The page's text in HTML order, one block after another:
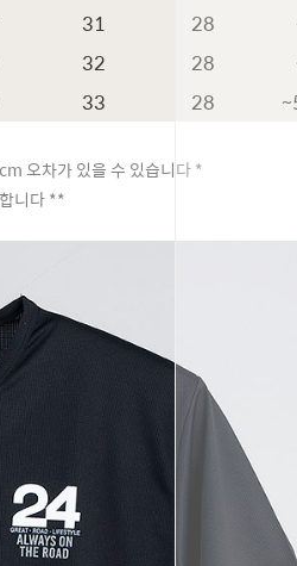
31 28
32 28
33 28
오차가 있을 수 있습니다 *
니다 **